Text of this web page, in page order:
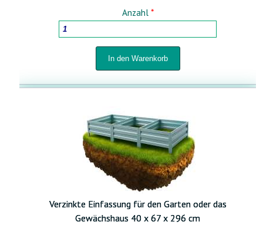
Anzahl *
Verzinkte Einfassung für den Garten oder das
Gewächshaus 40 x 67 x 296 cm